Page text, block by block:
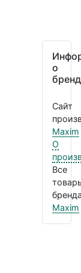
о
Сайт
Maxim
О
Все
Maxim